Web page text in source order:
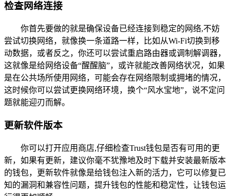
检查网络连接
你首先要做的就是确保设备已经连接到稳定的网络,不妨
尝试切换网络，就像换一条道路一样，比如从Wi-Fi切换到移
动数据，或者反之，你还可以尝试重启路由器或调制解调器，
这就像是给网络设备“醒醒脑”，或许就能改善网络状况，如果
是在公共场所使用网络，可能会存在网络限制或拥堵的情况，
这时候你可以尝试更换网络环境，换个“风水宝地”，说不定问
题就能迎刃而解。
更新软件版本
你可以打开应用商店,仔细检查Trust钱包是否有可用的更
新，如果有更新，建议你毫不犹豫地及时下载并安装最新版本
的钱包，更新软件就像是给钱包注入新的活力，它可以修复已
知的漏洞和兼容性问题，提升钱包的性能和稳定性，让钱包运